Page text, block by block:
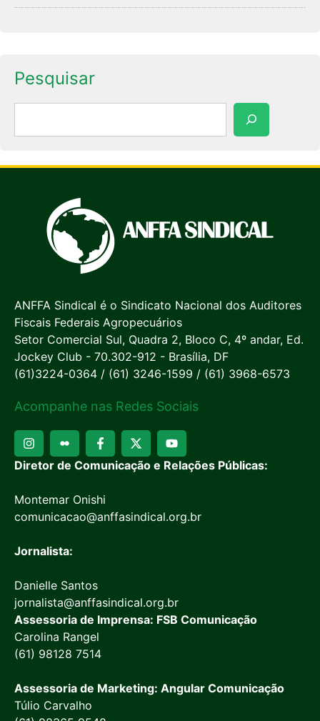
Pesquisar
ANFFA Sindical é o Sindicato Nacional dos Auditores
Fiscais Federais Agropecuários
Setor Comercial Sul, Quadra 2, Bloco C, 4º andar, Ed.
Jockey Club - 70.302-912 - Brasília, DF
(61)3224-0364 / (61) 3246-1599 / (61) 3968-6573
Acompanhe nas Redes Sociais
Diretor de Comunicação e Relações Públicas:
Montemar Onishi
comunicacao@anffasindical.org.br
Jornalista:
Danielle Santos
jornalista@anffasindical.org.br
Assessoria de Imprensa: FSB Comunicação
Carolina Rangel
(61) 98128 7514
Assessoria de Marketing: Angular Comunicação
Túlio Carvalho